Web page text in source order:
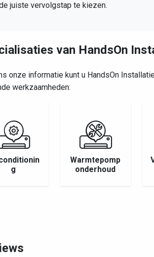
juiste vervolgstap te kiezen.
van HandsOn
onze informatie kunt u HandsOn
werkzaamheden:
g
Warmtepomp
onderhoud